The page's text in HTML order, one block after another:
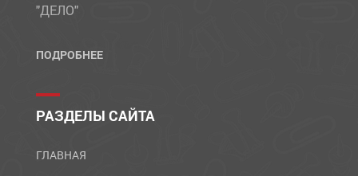
"ДЕЛО"
ПОДРОБНЕЕ
РАЗДЕЛЫ САЙТА
ГЛАВНАЯ